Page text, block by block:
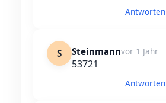
Antworten
S Steinmannvor 1 Jahr
53721
Antworten